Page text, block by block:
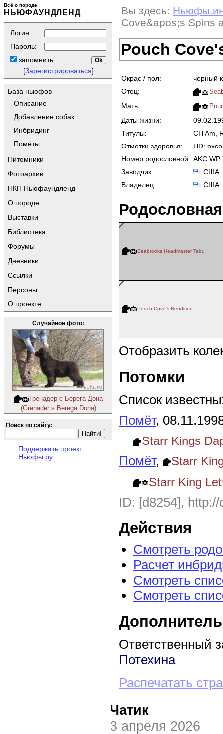
Всё о породе
НЬЮФАУНДЛЕНД
Логин:
Пароль:
запомнить
[Зарегистрироваться]
База ньюфов
Описание
Добавление собак
Инбридинг
Помёты
Питомники
Фотоархив
НКП Ньюфаундленд
О породе
Выставки
Библиотека
Форумы
Дневники
Ссылки
Персоны
О проекте
Случайное фото:
Гренадер с Берега Дона
(Grenader s Berega Dona)
Поиск по сайту:
Поддержать проект
Ньюфы.ру
Вы здесь:
Cove&apos;s Spins
Pouch
Окрас / пол:
черный
Отец:
Мать:
Даты жизни:
Титулы:
CH Am,
Отметки здоровья:
HD:
Номер родословной
AKC WP
Заводчик:
США
Владелец:
США
Родословная
Seabrooks Headmaster Tabu
Pouch Cove's Rendition
Отобразить
Потомки
Список
Помёт,
Starr Kings
Помёт,
Starr
Starr King
ID: [d8254],
Действия
Смотреть
Расчет
Смотреть
Смотреть
Ответственный
Потехина
Распечатать
Чатик
3 апреля 2026